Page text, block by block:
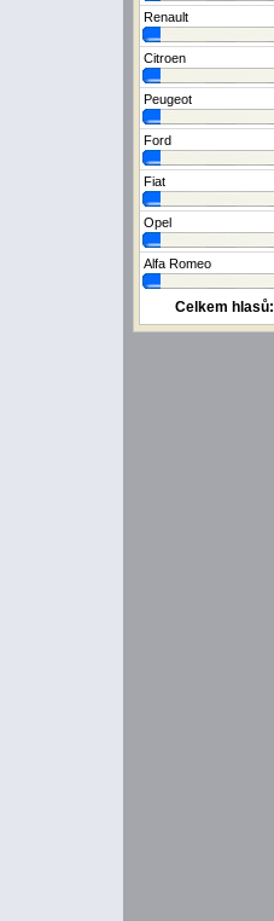
Renault
Citroen
Peugeot
Ford
Fiat
Opel
Alfa Romeo
Celkem hlasů: